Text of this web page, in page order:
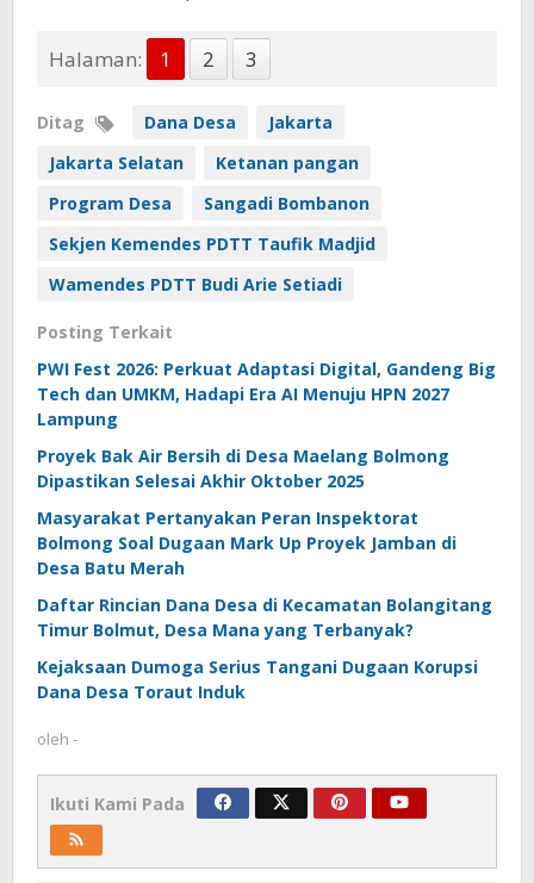
Halaman: 1 2 3
Ditag Dana Desa
Jakarta
Jakarta Selatan
Ketanan pangan
Program Desa
Sangadi Bombanon
Sekjen Kemendes PDTT Taufik Madjid
Wamendes PDTT Budi Arie Setiadi
Posting Terkait
PWI Fest 2026: Perkuat Adaptasi Digital, Gandeng Big
Tech dan UMKM, Hadapi Era AI Menuju HPN 2027
Lampung
Proyek Bak Air Bersih di Desa Maelang Bolmong
Dipastikan Selesai Akhir Oktober 2025
Masyarakat Pertanyakan Peran Inspektorat
Bolmong Soal Dugaan Mark Up Proyek Jamban di
Desa Batu Merah
Daftar Rincian Dana Desa di Kecamatan Bolangitang
Timur Bolmut, Desa Mana yang Terbanyak?
Kejaksaan Dumoga Serius Tangani Dugaan Korupsi
Dana Desa Toraut Induk
oleh -
Ikuti Kami Pada